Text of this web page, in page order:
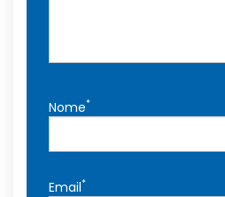
Nome*
Email*